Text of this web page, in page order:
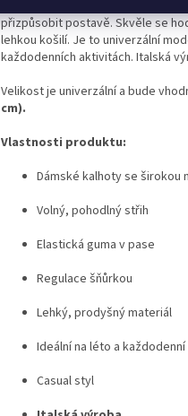
přizpůsobit postavě. Skvěle se
lehkou košilí. Je to univerzální
každodenních aktivitách. Italská
Velikost je univerzální a bude
cm).
Vlastnosti produktu:
Dámské kalhoty se širokou
Volný, pohodlný střih
Elastická guma v pase
Regulace šňůrkou
Lehký, prodyšný materiál
Ideální na léto a
Casual styl